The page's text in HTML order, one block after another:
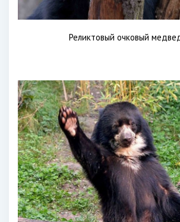
Реликтовый очковый